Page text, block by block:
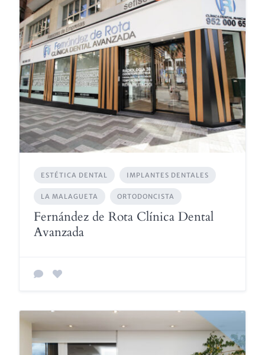
ESTÉTICA DENTAL IMPLANTES DENTALES
LA MALAGUETA ORTODONCISTA
Fernández de Rota Clínica Dental
Avanzada